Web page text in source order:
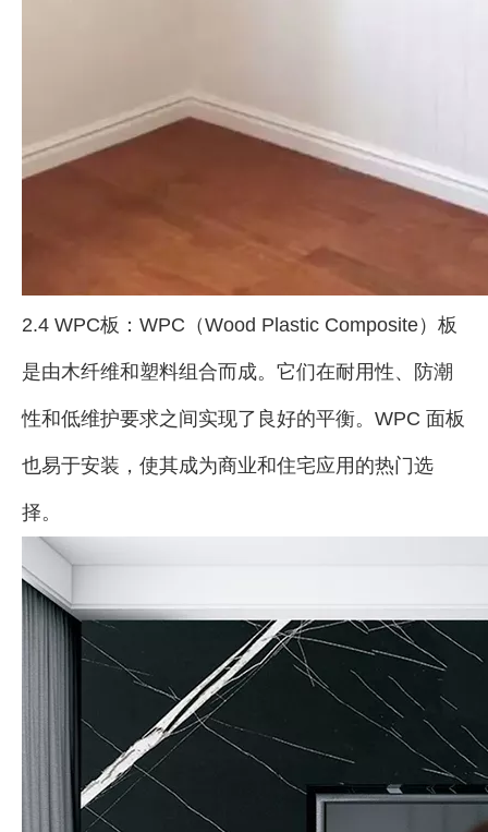
2.4 WPC板：WPC（Wood Plastic Composite）板
是由木纤维和塑料组合而成。它们在耐用性、防潮
性和低维护要求之间实现了良好的平衡。WPC 面板
也易于安装，使其成为商业和住宅应用的热门选
择。